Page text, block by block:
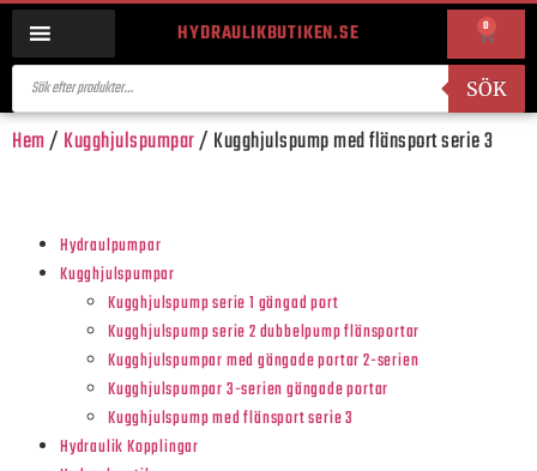
HYDRAULIKBUTIKEN.SE 0
SÖK
Hem/ Kugghjulspumpar/ Kugghjulspump med flänsport serie 3
Hydraulpumpar
Kugghjulspumpar
Kugghjulspump serie 1 gängad port
Kugghjulspump serie 2 dubbelpump flänsportar
Kugghjulspumpar med gängade portar 2-serien
Kugghjulspumpar 3-serien gängade portar
Kugghjulspump med flänsport serie 3
Hydraulik Kopplingar